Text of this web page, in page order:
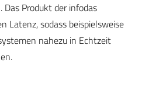
Produkt der infodas
Latenz, sodass beispielsweise
nahezu in Echtzeit